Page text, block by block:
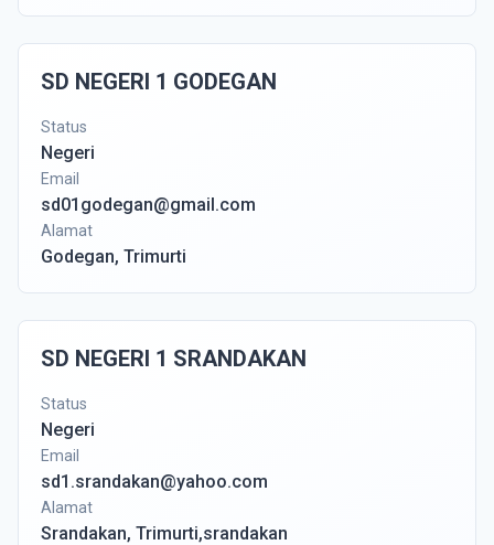
SD NEGERI 1 GODEGAN
Status
Negeri
Email
sd01godegan@gmail.com
Alamat
Godegan, Trimurti
SD NEGERI 1 SRANDAKAN
Status
Negeri
Email
sd1.srandakan@yahoo.com
Alamat
Srandakan, Trimurti,srandakan